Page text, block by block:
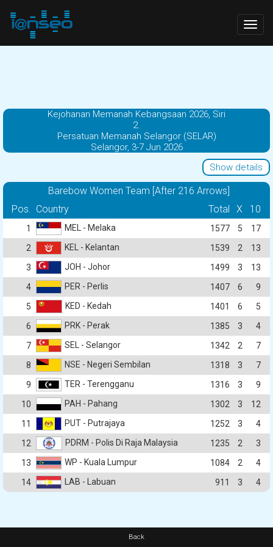
Kejohanan Memanah Kebangsaan 2026, Siri
2.
Persatuan Memanah Selangor (SELAR)
Selangor, 3-7 Jun 2026
Show details
Barebow Women Team [After 216 Arrows]
Pos. Country Total X 10
1 MEL - Melaka 1577 5
17
2
KEL - Kelantan 1539 2
13
3
JOH - Johor 1499 3
13
4
PER - Perlis 1407 6
9
5
KED - Kedah 1401 6
5
6
PRK - Perak 1385 3
4
7
SEL - Selangor 1342 2
7
8
NSE - Negeri Sembilan 1318 3
7
9
TER - Terengganu 1316 3
9
10
PAH - Pahang 1302 3
12
11
PUT - Putrajaya 1252 3
4
12
PDRM - Polis Di Raja Malaysia 1235 2
3
13
WP - Kuala Lumpur 1084 2
4
14
LAB - Labuan 911 3 4
Back